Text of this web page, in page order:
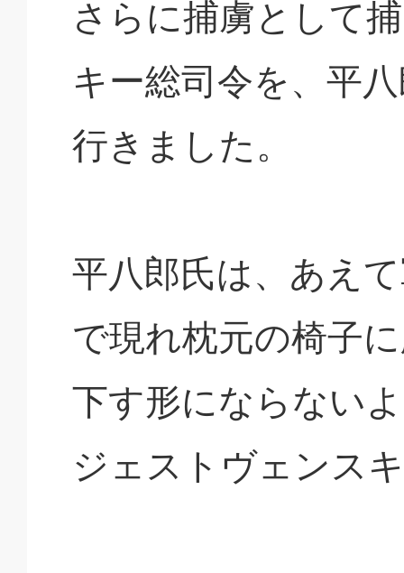
さらに捕虜として
キー総司令を、平
行きました。
平八郎氏は、あえ
で現れ枕元の椅子
下す形にならない
ジェストヴェンス